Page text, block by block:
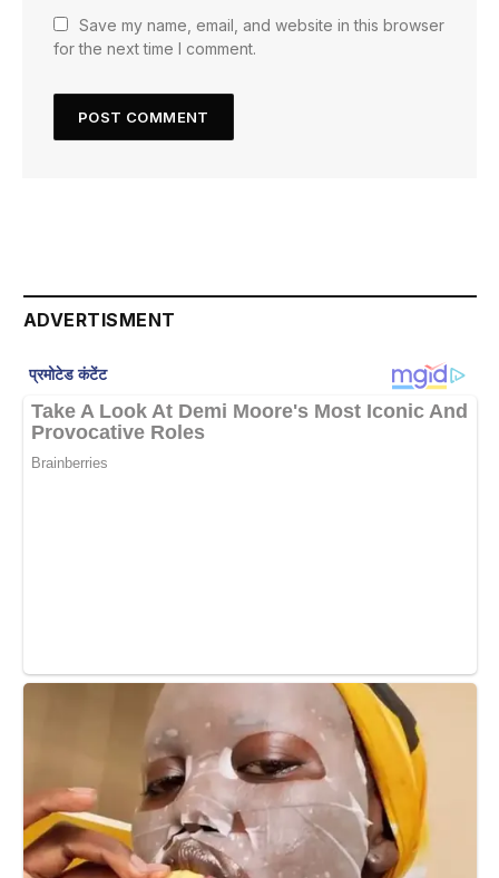
Save my name, email, and website in this browser
for the next time I comment.
ADVERTISMENT